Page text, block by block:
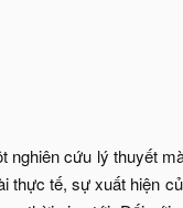
nghiên cứu lý thuyết
thực tế, sự xuất hiện